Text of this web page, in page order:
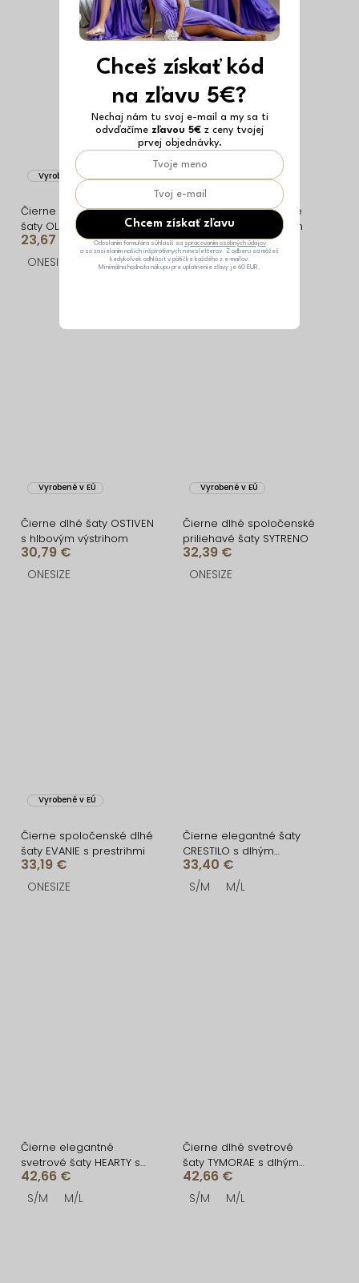
Vyrobené v EÚ
Čierne spoločenské dlhé
šaty OLIVINE
23,67 €
ONESIZE
Čierne elegantné dlhé
šaty MARVO s riasením
31,99 €
ONESIZE
Vyrobené v EÚ
Čierne dlhé šaty OSTIVEN
s hlbovým výstrihom
30,79 €
ONESIZE
Vyrobené v EÚ
Čierne dlhé spoločenské
priliehavé šaty SYTRENO
32,39 €
ONESIZE
Vyrobené v EÚ
Čierne spoločenské dlhé
šaty EVANIE s prestrihmi
33,19 €
ONESIZE
Čierne elegantné šaty
CRESTILO s dlhým
rukávom
33,40 €
S/M M/L
Čierne elegantné
svetrové šaty HEARTY s
dlhým rukávom
42,66 €
S/M M/L
Čierne dlhé svetrové
šaty TYMORAE s dlhým
rukávom
42,66 €
S/M M/L
Chceš získať kód
na zľavu 5€?
Nechaj nám tu svoj e-mail a my sa ti
odvďačíme zľavou 5€ z ceny tvojej
prvej objednávky.
Chcem získať zľavu
Odoslaním formulára súhlasíš sa spracovaním osobných údajov
a so zasielaním našich inšpiratívnych newsletterov. Z odberu sa môžeš
kedykoľvek odhlásiť v pätičke každého z e-mailov.
Minimálna hodnota nákupu pre uplatnenie zľavy je 60 EUR.